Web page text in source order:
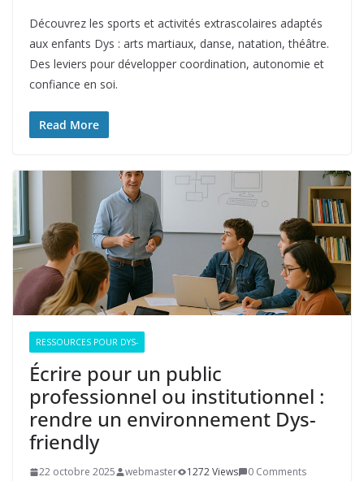
Découvrez les sports et activités extrascolaires adaptés
aux enfants Dys : arts martiaux, danse, natation, théâtre.
Des leviers pour développer coordination, autonomie et
confiance en soi.
Read More
RESSOURCES POUR DYS-
Écrire pour un public
professionnel ou institutionnel :
rendre un environnement Dys-
friendly
22 octobre 2025 webmaster 1272 Views
0 Comments